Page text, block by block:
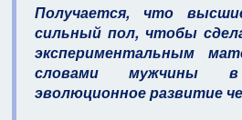
Получается, что
сильный пол, чтобы
экспериментальным
словами мужчины
эволюционное развитие